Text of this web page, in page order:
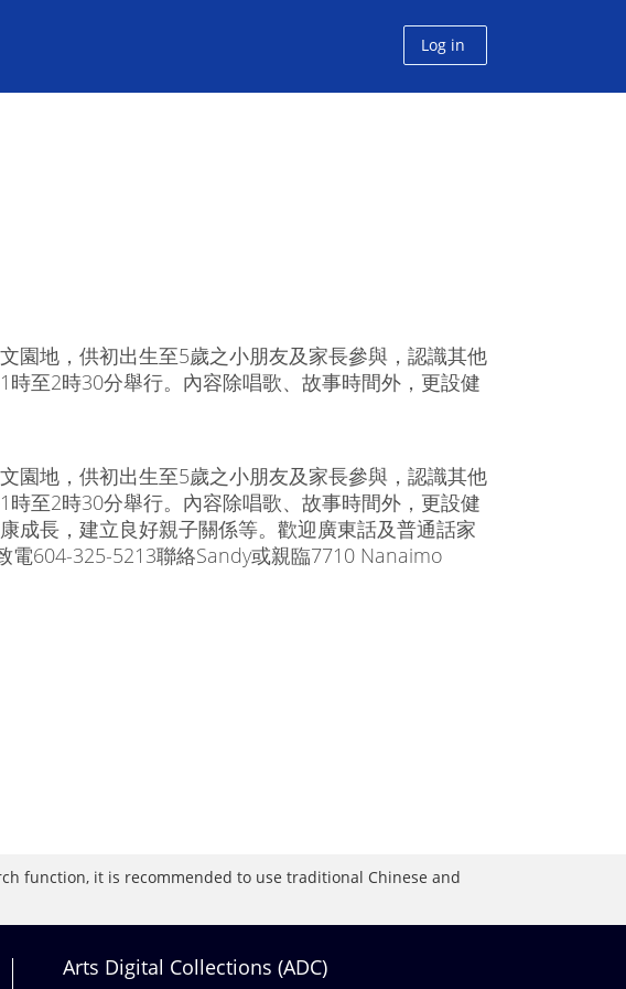
Log in
園地，供初出生至5歲之小朋友及家長參與，認識其他
至2時30分舉行。內容除唱歌、故事時間外，更設健
園地，供初出生至5歲之小朋友及家長參與，認識其他
至2時30分舉行。內容除唱歌、故事時間外，更設健
成長，建立良好親子關係等。歡迎廣東話及普通話家
電604-325-5213聯絡Sandy或親臨7710 Nanaimo
function, it is recommended to use traditional Chinese and
Arts Digital Collections (ADC)